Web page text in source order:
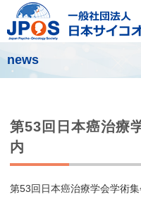
news
第53回日本癌治療
内
第53回日本癌治療学会学術